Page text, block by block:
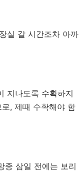
실 갈 시간조차 아까
지나도록 수확하지
, 제때 수확해야 함
종 삼일 전에는 보리